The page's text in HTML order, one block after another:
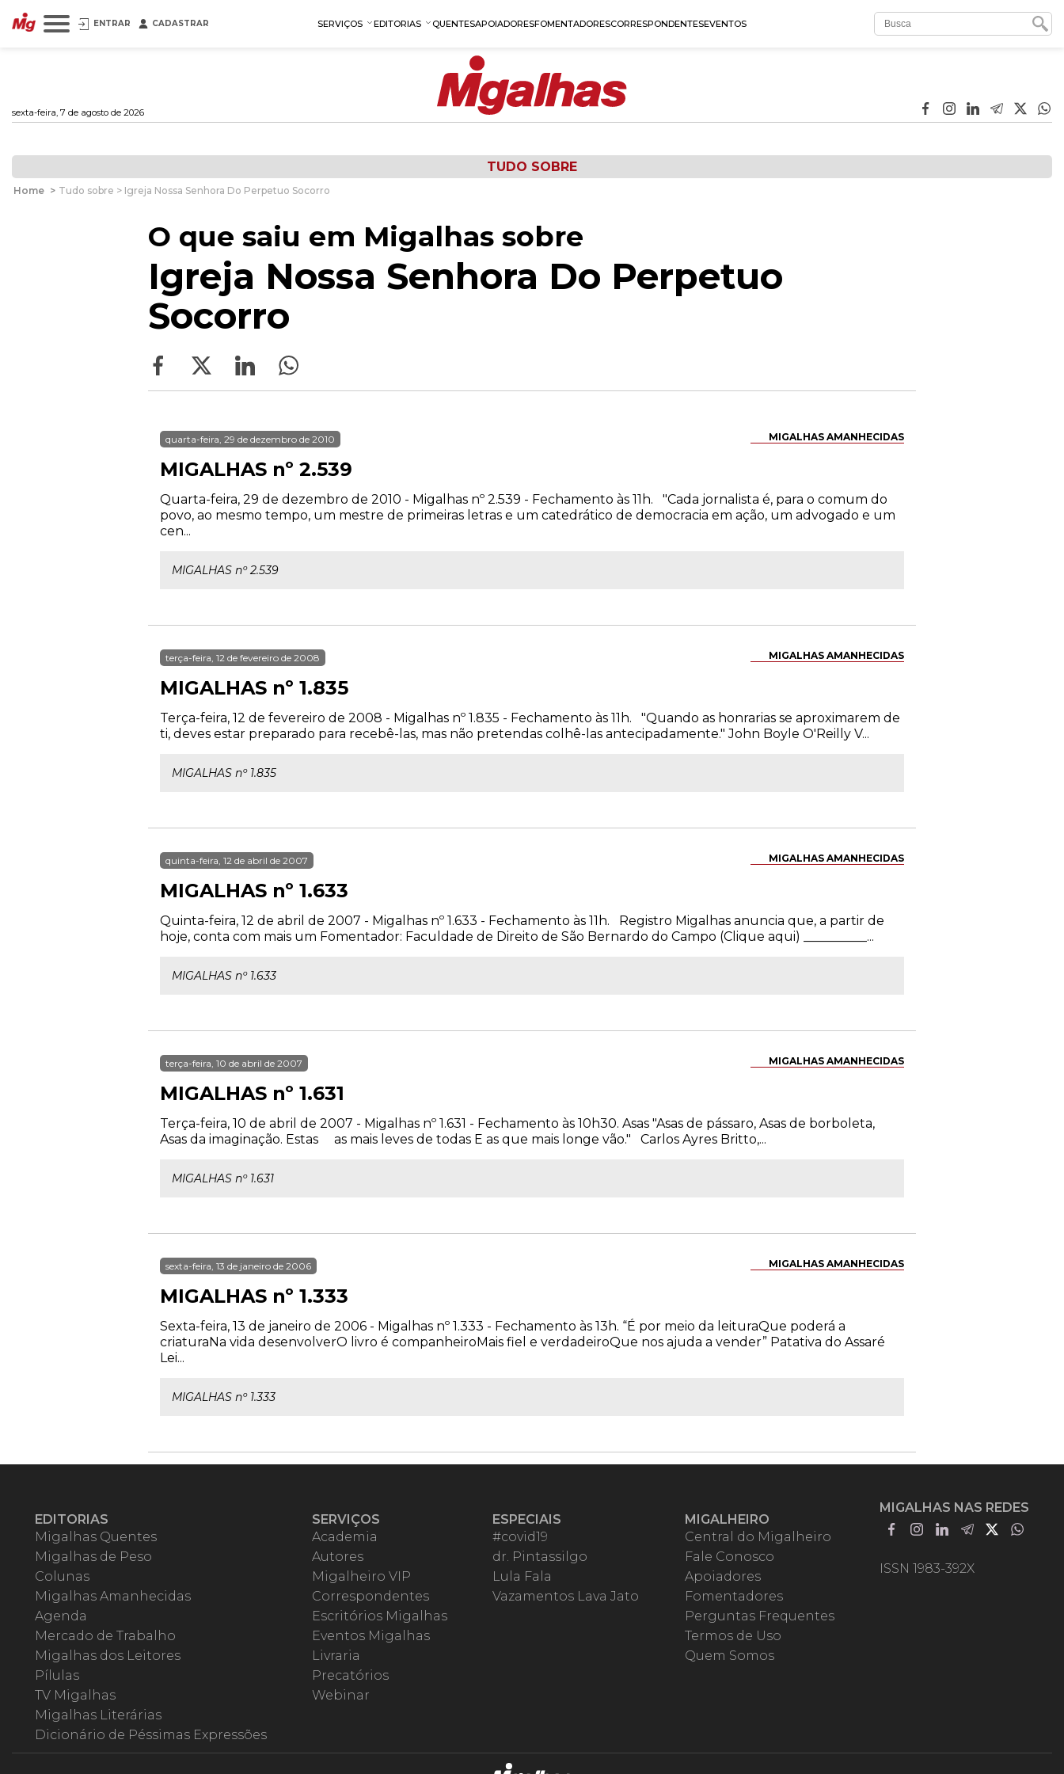
ENTRAR CADASTRAR SERVIÇOS EDITORIAS QUENTESAPOIADORESFOMENTADORESCORRESPONDENTESEVENTOS
sexta-feira, 7 de agosto de 2026
TUDO SOBRE
Home > Tudo sobre > Igreja Nossa Senhora Do Perpetuo Socorro
O que saiu em Migalhas sobre
Igreja Nossa Senhora Do Perpetuo
Socorro
MIGALHAS AMANHECIDAS
quarta-feira, 29 de dezembro de 2010
MIGALHAS nº 2.539
Quarta-feira, 29 de dezembro de 2010 - Migalhas nº 2.539 - Fechamento às 11h. "Cada jornalista é, para o comum do
povo, ao mesmo tempo, um mestre de primeiras letras e um catedrático de democracia em ação, um advogado e um
cen...
MIGALHAS nº 2.539
MIGALHAS AMANHECIDAS
terça-feira, 12 de fevereiro de 2008
MIGALHAS nº 1.835
Terça-feira, 12 de fevereiro de 2008 - Migalhas nº 1.835 - Fechamento às 11h. "Quando as honrarias se aproximarem de
ti, deves estar preparado para recebê-las, mas não pretendas colhê-las antecipadamente." John Boyle O'Reilly V...
MIGALHAS nº 1.835
MIGALHAS AMANHECIDAS
quinta-feira, 12 de abril de 2007
MIGALHAS nº 1.633
Quinta-feira, 12 de abril de 2007 - Migalhas nº 1.633 - Fechamento às 11h. Registro Migalhas anuncia que, a partir de
hoje, conta com mais um Fomentador: Faculdade de Direito de São Bernardo do Campo (Clique aqui) __________...
MIGALHAS nº 1.633
MIGALHAS AMANHECIDAS
terça-feira, 10 de abril de 2007
MIGALHAS nº 1.631
Terça-feira, 10 de abril de 2007 - Migalhas nº 1.631 - Fechamento às 10h30. Asas "Asas de pássaro, Asas de borboleta,
Asas da imaginação. Estas as mais leves de todas E as que mais longe vão." Carlos Ayres Britto,...
MIGALHAS nº 1.631
MIGALHAS AMANHECIDAS
sexta-feira, 13 de janeiro de 2006
MIGALHAS nº 1.333
Sexta-feira, 13 de janeiro de 2006 - Migalhas nº 1.333 - Fechamento às 13h. “É por meio da leituraQue poderá a
criaturaNa vida desenvolverO livro é companheiroMais fiel e verdadeiroQue nos ajuda a vender” Patativa do Assaré
Lei...
MIGALHAS nº 1.333
EDITORIAS
Migalhas Quentes
Migalhas de Peso
Colunas
Migalhas Amanhecidas
Agenda
Mercado de Trabalho
Migalhas dos Leitores
Pílulas
TV Migalhas
Migalhas Literárias
Dicionário de Péssimas Expressões
SERVIÇOS
Academia
Autores
Migalheiro VIP
Correspondentes
Escritórios Migalhas
Eventos Migalhas
Livraria
Precatórios
Webinar
ESPECIAIS
#covid19
dr. Pintassilgo
Lula Fala
Vazamentos Lava Jato
MIGALHEIRO
Central do Migalheiro
Fale Conosco
Apoiadores
Fomentadores
Perguntas Frequentes
Termos de Uso
Quem Somos
MIGALHAS NAS REDES
ISSN 1983-392X